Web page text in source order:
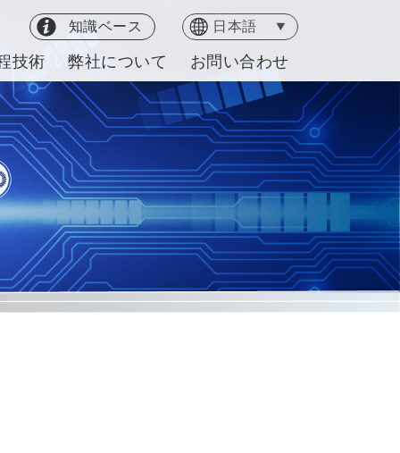
知識ベース
技術 弊社について お問い合わせ